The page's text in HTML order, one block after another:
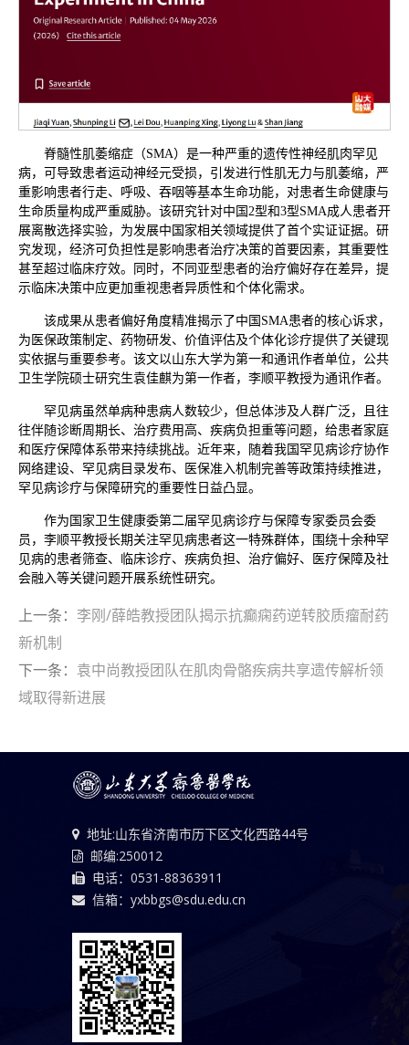
脊髓性肌萎缩症（SMA）是一种严重的遗传性神经肌肉罕见
病，可导致患者运动神经元受损，引发进行性肌无力与肌萎缩，严
重影响患者行走、呼吸、吞咽等基本生命功能，对患者生命健康与
生命质量构成严重威胁。该研究针对中国2型和3型SMA成人患者开
展离散选择实验，为发展中国家相关领域提供了首个实证证据。研
究发现，经济可负担性是影响患者治疗决策的首要因素，其重要性
甚至超过临床疗效。同时，不同亚型患者的治疗偏好存在差异，提
示临床决策中应更加重视患者异质性和个体化需求。
该成果从患者偏好角度精准揭示了中国SMA患者的核心诉求，
为医保政策制定、药物研发、价值评估及个体化诊疗提供了关键现
实依据与重要参考。该文以山东大学为第一和通讯作者单位，公共
卫生学院硕士研究生袁佳麒为第一作者，李顺平教授为通讯作者。
罕见病虽然单病种患病人数较少，但总体涉及人群广泛，且往
往伴随诊断周期长、治疗费用高、疾病负担重等问题，给患者家庭
和医疗保障体系带来持续挑战。近年来，随着我国罕见病诊疗协作
网络建设、罕见病目录发布、医保准入机制完善等政策持续推进，
罕见病诊疗与保障研究的重要性日益凸显。
作为国家卫生健康委第二届罕见病诊疗与保障专家委员会委
员，李顺平教授长期关注罕见病患者这一特殊群体，围绕十余种罕
见病的患者筛查、临床诊疗、疾病负担、治疗偏好、医疗保障及社
会融入等关键问题开展系统性研究。
上一条： 李刚/薛皓教授团队揭示抗癫痫药逆转胶质瘤耐药
新机制
下一条： 袁中尚教授团队在肌肉骨骼疾病共享遗传解析领
域取得新进展
地址:山东省济南市历下区文化西路44号
邮编:250012
电话：0531-88363911
信箱：yxbbgs@sdu.edu.cn